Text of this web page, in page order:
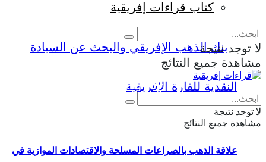
علاقة الذهب بالصراعات المسلحة والاقتصادات الموازية في
كتاب قراءات إفريقية
لا توجد نتيجة
مشاهدة جميع النتائج
Eng Fr
لا توجد نتيجة
مشاهدة جميع النتائج